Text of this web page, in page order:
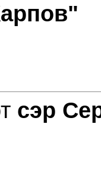
сэр